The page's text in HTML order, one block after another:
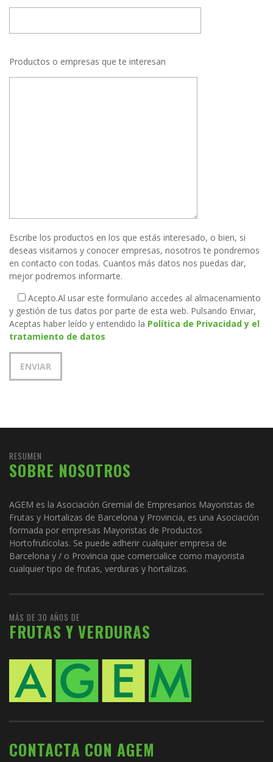
Productos o empresas que te interesan
Escribe los productos en los que estás interesado, o bien, si
deseas visitarnos y conocer empresas, nosotros te pondremos
en contacto con todas. Cuantos más datos nos puedas dar,
mejor podremos informarte.
Acepto.Al usar este formulario accedes al almacenamiento
y gestión de tus datos por parte de esta web. Pulsando Enviar,
Aceptas haber leído y entendido la Política de Privacidad y el
tratamiento de datos
RESUMEN
SOBRE NOSOTROS
AGEM es la Asociación Gremial de Empresarios Mayoristas de
Frutas y Hortalizas de Barcelona y Provincia, es una Asociación
formada por empresas Mayoristas de Productos
Hortofrutícolas. Se puede adherir cualquier empresa de
Barcelona y / o Provincia que comercialice como mayorista
cualquier tipo de frutas, verduras y hortalizas.
MÁS DE 30 AÑOS DE
FRUTAS Y VERDURAS
CONTACTA CON AGEM